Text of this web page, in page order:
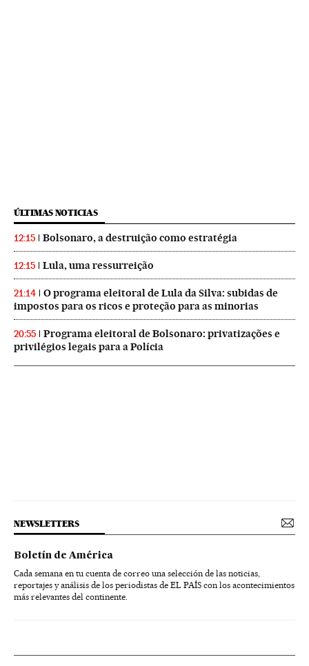
ÚLTIMAS NOTICIAS
12:15 Bolsonaro, a destruição como estratégia
12:15 Lula, uma ressurreição
21:14
O programa eleitoral de Lula da Silva: subidas de
impostos para os ricos e proteção para as minorias
20:55
Programa eleitoral de Bolsonaro: privatizações e
privilégios legais para a Polícia
NEWSLETTERS
Boletín de América
Cada semana en tu cuenta de correo una selección de las noticias,
reportajes y análisis de los periodistas de EL PAÍS con los acontecimientos
más relevantes del continente.